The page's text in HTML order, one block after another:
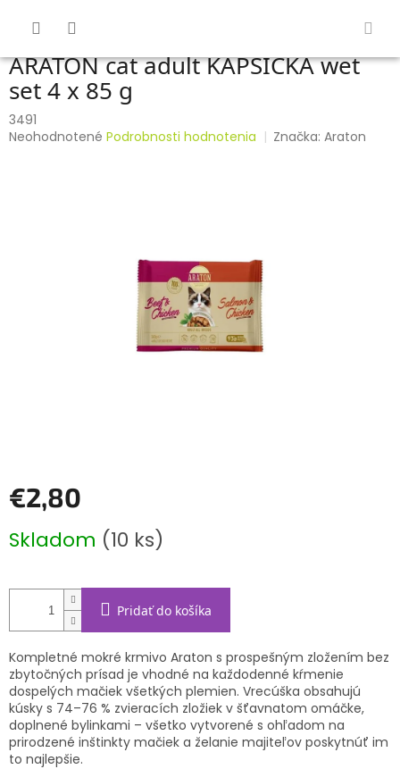
ARATON cat adult KAPSIČKA wet
set 4 x 85 g
3491
Priemerné
Neohodnotené Podrobnosti hodnotenia Značka:Araton
€2,80
cena:
Skladom (10 ks)
Pridať do košíka
Kompletné mokré krmivo Araton s prospešným zložením bez
zbytočných prísad je vhodné na každodenné kŕmenie
dospelých mačiek všetkých plemien. Vrecúška obsahujú
kúsky s 74–76 % zvieracích zložiek v šťavnatom omáčke,
doplnené bylinkami – všetko vytvorené s ohľadom na
prirodzené inštinkty mačiek a želanie majiteľov poskytnúť im
to najlepšie.